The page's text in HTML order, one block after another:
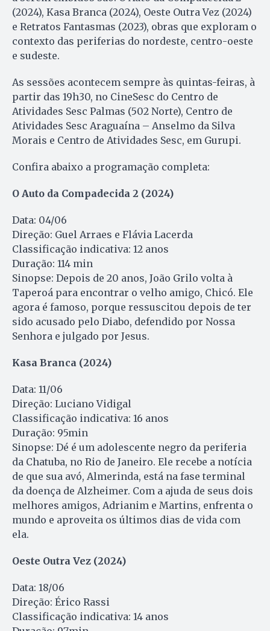
(2024), Kasa Branca (2024), Oeste Outra Vez (2024)
e Retratos Fantasmas (2023), obras que exploram o
contexto das periferias do nordeste, centro-oeste
e sudeste.
As sessões acontecem sempre às quintas-feiras, à
partir das 19h30, no CineSesc do Centro de
Atividades Sesc Palmas (502 Norte), Centro de
Atividades Sesc Araguaína – Anselmo da Silva
Morais e Centro de Atividades Sesc, em Gurupi.
Confira abaixo a programação completa:
O Auto da Compadecida 2 (2024)
Data: 04/06
Direção: Guel Arraes e Flávia Lacerda
Classificação indicativa: 12 anos
Duração: 114 min
Sinopse: Depois de 20 anos, João Grilo volta à
Taperoá para encontrar o velho amigo, Chicó. Ele
agora é famoso, porque ressuscitou depois de ter
sido acusado pelo Diabo, defendido por Nossa
Senhora e julgado por Jesus.
Kasa Branca (2024)
Data: 11/06
Direção: Luciano Vidigal
Classificação indicativa: 16 anos
Duração: 95min
Sinopse: Dé é um adolescente negro da periferia
da Chatuba, no Rio de Janeiro. Ele recebe a notícia
de que sua avó, Almerinda, está na fase terminal
da doença de Alzheimer. Com a ajuda de seus dois
melhores amigos, Adrianim e Martins, enfrenta o
mundo e aproveita os últimos dias de vida com
ela.
Oeste Outra Vez (2024)
Data: 18/06
Direção: Érico Rassi
Classificação indicativa: 14 anos